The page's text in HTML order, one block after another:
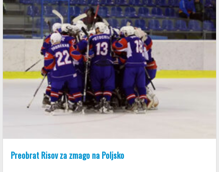
Preobrat Risov za zmago na Poljsko